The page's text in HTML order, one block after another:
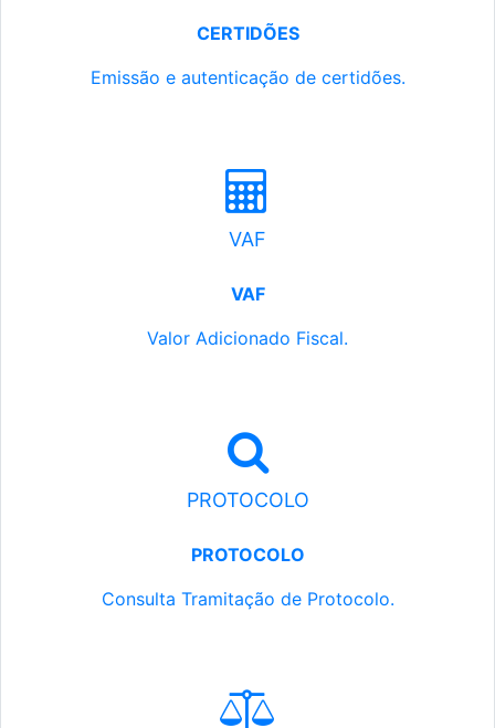
CERTIDÕES
Emissão e autenticação de certidões.
VAF
VAF
Valor Adicionado Fiscal.
PROTOCOLO
PROTOCOLO
Consulta Tramitação de Protocolo.